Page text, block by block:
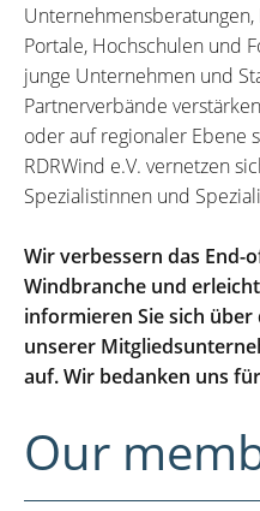
Portale, Hochschulen und
junge Unternehmen und
Partnerverbände
oder auf regionaler Ebene
RDRWind e.V. vernetzen
Spezialistinnen und
Wir verbessern das End-
Windbranche und
informieren Sie sich
unserer
auf. Wir bedanken uns
Our